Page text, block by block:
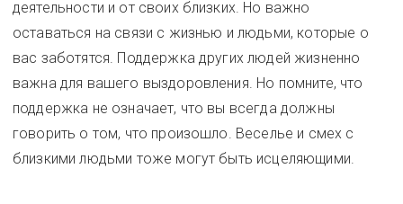
деятельности и от своих близких. Но важно
оставаться на связи с жизнью и людьми, которые о
вас заботятся. Поддержка других людей жизненно
важна для вашего выздоровления. Но помните, что
поддержка не означает, что вы всегда должны
говорить о том, что произошло. Веселье и смех с
близкими людьми тоже могут быть исцеляющими.